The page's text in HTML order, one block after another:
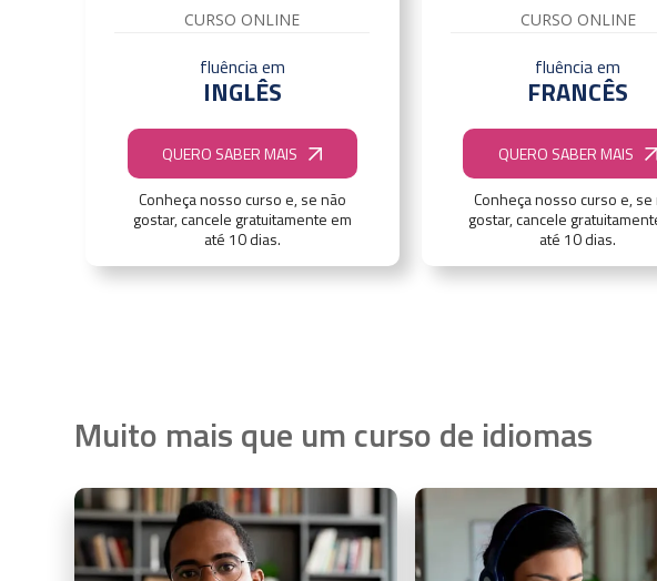
CURSO ONLINE
fluência em
INGLÊS
QUERO SABER MAIS
Conheça nosso curso e, se não
gostar, cancele gratuitamente em
até 10 dias.
CURSO ONLINE
fluência em
FRANCÊS
QUERO SABER MAIS
Conheça nosso curso e, se
gostar, cancele
até 10 dias.
Muito mais que um curso de idiomas